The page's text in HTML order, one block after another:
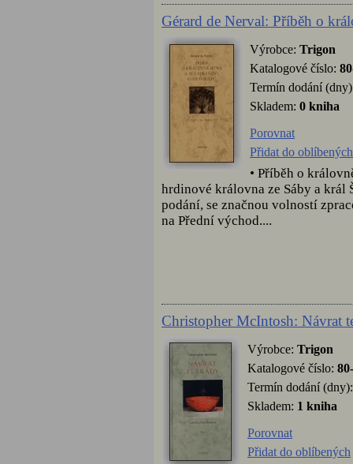
Gérard de Nerval: Příběh o
Výrobce: Trigon
Katalogové číslo:
Termín dodání
Skladem: 0 kniha
Porovnat
Přidat do oblíbených
• Příběh o
hrdinové královna ze Sáby a král
podání, se značnou volností
na Přední východ....
Christopher McIntosh: Návrat
Výrobce: Trigon
Katalogové číslo:
Termín dodání (dny):
Skladem: 1 kniha
Porovnat
Přidat do oblíbených